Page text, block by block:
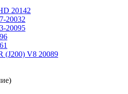
20142
20032
20095
6
1
(J200) V8 20089